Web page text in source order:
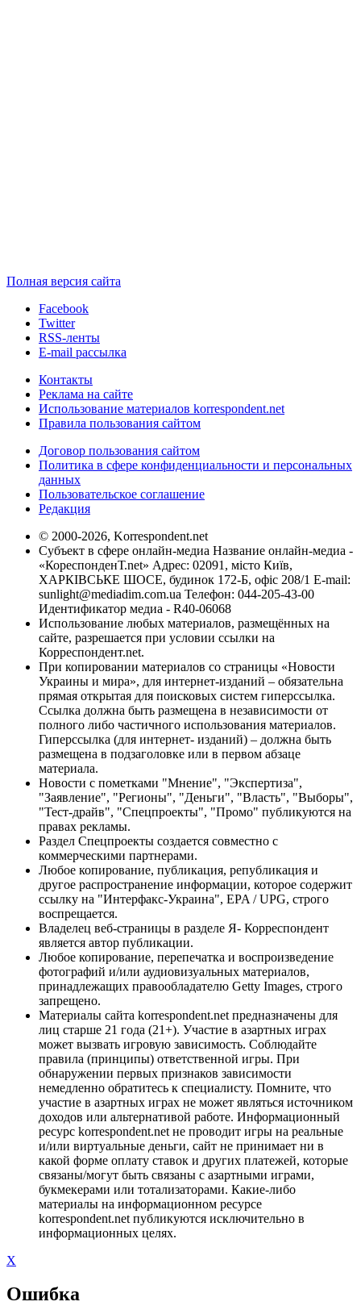
Полная версия сайта
Facebook
Twitter
RSS-ленты
E-mail рассылка
Контакты
Реклама на сайте
Использование материалов korrespondent.net
Правила пользования сайтом
Договор пользования сайтом
Политика в сфере конфиденциальности и персональных
данных
Пользовательское соглашение
Редакция
© 2000-2026, Korrespondent.net
Субъект в сфере онлайн-медиа Название онлайн-медиа -
«КореспонденТ.net» Адрес: 02091, місто Київ,
ХАРКІВСЬКЕ ШОСЕ, будинок 172-Б, офіс 208/1 E-mail:
sunlight@mediadim.com.ua Телефон: 044-205-43-00
Идентификатор медиа - R40-06068
Использование любых материалов, размещённых на
сайте, разрешается при условии ссылки на
Корреспондент.net.
При копировании материалов со страницы «Новости
Украины и мира», для интернет-изданий – обязательна
прямая открытая для поисковых систем гиперссылка.
Ссылка должна быть размещена в независимости от
полного либо частичного использования материалов.
Гиперссылка (для интернет- изданий) – должна быть
размещена в подзаголовке или в первом абзаце
материала.
Новости с пометками "Мнение", "Экспертиза",
"Заявление", "Регионы", "Деньги", "Власть", "Выборы",
"Тест-драйв", "Спецпроекты", "Промо" публикуются на
правах рекламы.
Раздел Спецпроекты создается совместно с
коммерческими партнерами.
Любое копирование, публикация, републикация и
другое распространение информации, которое содержит
ссылку на "Интерфакс-Украина", EPA / UPG, строго
воспрещается.
Владелец веб-страницы в разделе Я- Корреспондент
является автор публикации.
Любое копирование, перепечатка и воспроизведение
фотографий и/или аудиовизуальных материалов,
принадлежащих правообладателю Getty Images, строго
запрещено.
Материалы сайта korrespondent.net предназначены для
лиц старше 21 года (21+). Участие в азартных играх
может вызвать игровую зависимость. Соблюдайте
правила (принципы) ответственной игры. При
обнаружении первых признаков зависимости
немедленно обратитесь к специалисту. Помните, что
участие в азартных играх не может являться источником
доходов или альтернативой работе. Информационный
ресурс korrespondent.net не проводит игры на реальные
и/или виртуальные деньги, сайт не принимает ни в
какой форме оплату ставок и других платежей, которые
связаны/могут быть связаны с азартными играми,
букмекерами или тотализаторами. Какие-либо
материалы на информационном ресурсе
korrespondent.net публикуются исключительно в
информационных целях.
X
Ошибка